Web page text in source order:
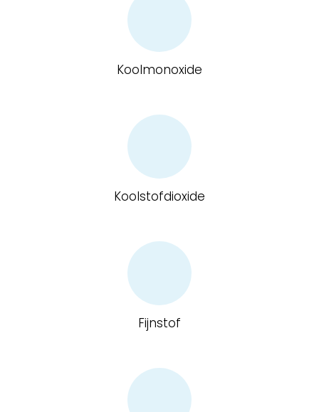
Koolmonoxide
Koolstofdioxide
Fijnstof